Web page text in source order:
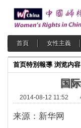
首頁 女性主義
首页特別報導 浏览内容
国
2014-08-12 11:52
来源：新华网